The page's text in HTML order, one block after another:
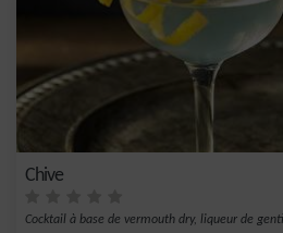
Chive
Cocktail à base de vermouth dry, liqueur de